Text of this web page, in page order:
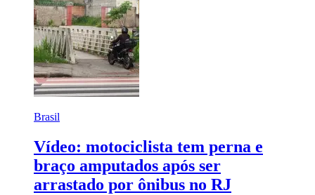
Brasil
Vídeo: motociclista tem perna e
braço amputados após ser
arrastado por ônibus no RJ